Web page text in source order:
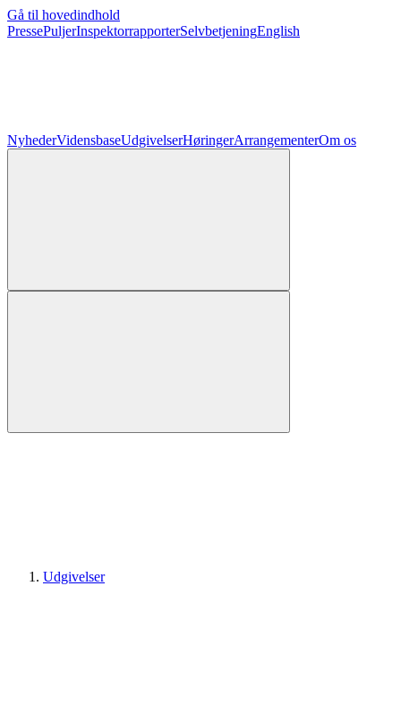
Gå til hovedindhold
PressePuljerInspektorrapporterSelvbetjeningEnglish
NyhederVidensbaseUdgivelserHøringerArrangementerOm os
Udgivelser